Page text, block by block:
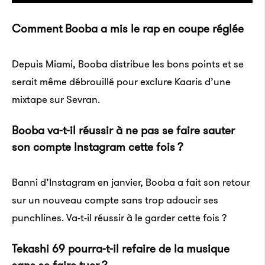
connaître un renouveau économique grâce à
l’implantation d’entreprises des nouvelles
technologies ces trente dernières années. D’après
l’Office of National Statistics (ONS), une culture de
est toujours solidement enracinée ici. D’autant
que les personnages âgées sont plus nombreuses
quart des 16-24 ans s’interdisent l’alcool contre un
cinquième de la population britannique totale.
Nutt a été renvoyé de l’Imperial College pour avoir
déclaré que le LSD est moins dangereux que l’alcool.
À la fin des années 1960, David Nutt termine ses
études secondaires à la Bristol Grammar School. Les
Comment Booba a mis le rap en coupe réglée
Depuis Miami, Booba distribue les bons points et se
serait même débrouillé pour exclure Kaaris d’une
mixtape sur Sevran.
Booba va-t-il réus­sir à ne pas se faire sauter
son compte Insta­gram cette fois ?
Banni d’Instagram en janvier, Booba a fait son retour
sur un nouveau compte sans trop adoucir ses
punchlines. Va-t-il réussir à le garder cette fois ?
Teka­shi 69 pourra-t-il refaire de la musique